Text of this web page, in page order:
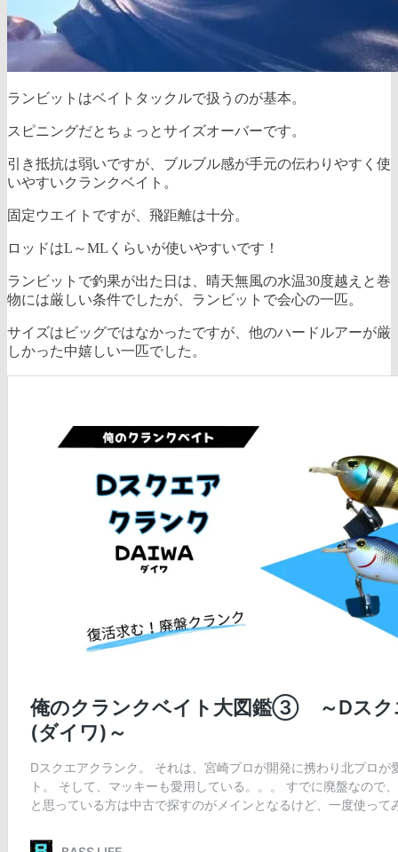
ランビットはベイトタックルで扱うのが基本。
スピニングだとちょっとサイズオーバーです。
引き抵抗は弱いですが、ブルブル感が手元の伝わりやすく使
いやすいクランクベイト。
固定ウエイトですが、飛距離は十分。
ロッドはL～MLくらいが使いやすいです！
ランビットで釣果が出た日は、晴天無風の水温30度越えと巻
物には厳しい条件でしたが、ランビットで会心の一匹。
サイズはビッグではなかったですが、他のハードルアーが厳
しかった中嬉しい一匹でした。